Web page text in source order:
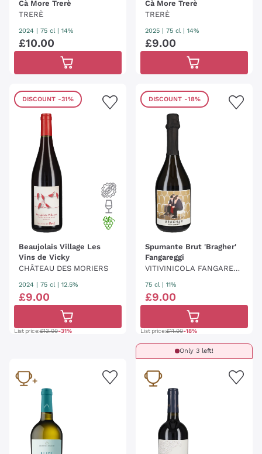
Cà More Trerè
TRERÈ
2024 | 75 cl | 14%
£10.00
Cà More Trerè
TRERÈ
2025 | 75 cl | 14%
£9.00
DISCOUNT -31%
Beaujolais Village Les
Vins de Vicky
CHÂTEAU DES MORIERS
2024 | 75 cl | 12.5%
£9.00
List price:£13.00-31%
DISCOUNT -18%
Spumante Brut 'Bragher'
Fangareggi
VITIVINICOLA FANGAREG
75 cl | 11%
£9.00
List price:£11.00-18%
Only 3 left!